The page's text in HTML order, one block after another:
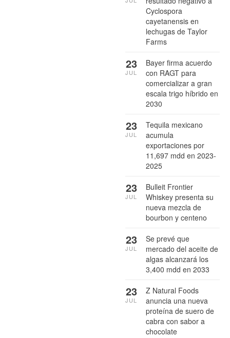
Cyclospora
cayetanensis en
lechugas de Taylor
Farms
Bayer firma acuerdo
con RAGT para
comercializar a gran
escala trigo híbrido en
2030
23
JUL
Tequila mexicano
acumula
exportaciones por
11,697 mdd en 2023-
2025
23
JUL
Bulleit Frontier
Whiskey presenta su
nueva mezcla de
bourbon y centeno
23
JUL
Se prevé que
mercado del aceite de
algas alcanzará los
3,400 mdd en 2033
23
JUL
Z Natural Foods
anuncia una nueva
proteína de suero de
cabra con sabor a
chocolate
23
JUL